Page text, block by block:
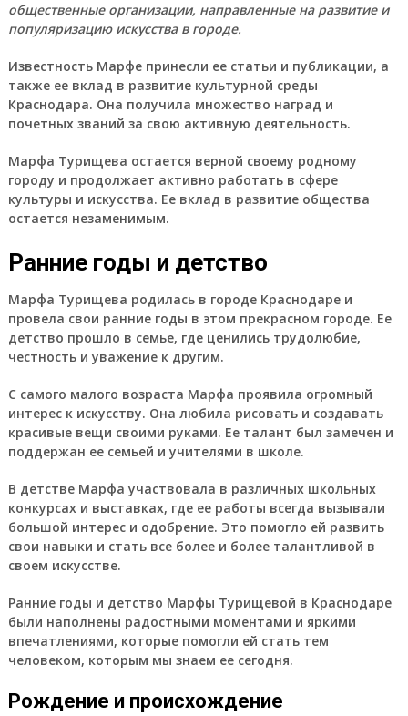
общественные организации, направленные на развитие и
популяризацию искусства в городе.
Известность Марфе принесли ее статьи и публикации, а
также ее вклад в развитие культурной среды
Краснодара. Она получила множество наград и
почетных званий за свою активную деятельность.
Марфа Турищева остается верной своему родному
городу и продолжает активно работать в сфере
культуры и искусства. Ее вклад в развитие общества
остается незаменимым.
Ранние годы и детство
Марфа Турищева родилась в городе Краснодаре и
провела свои ранние годы в этом прекрасном городе. Ее
детство прошло в семье, где ценились трудолюбие,
честность и уважение к другим.
С самого малого возраста Марфа проявила огромный
интерес к искусству. Она любила рисовать и создавать
красивые вещи своими руками. Ее талант был замечен и
поддержан ее семьей и учителями в школе.
В детстве Марфа участвовала в различных школьных
конкурсах и выставках, где ее работы всегда вызывали
большой интерес и одобрение. Это помогло ей развить
свои навыки и стать все более и более талантливой в
своем искусстве.
Ранние годы и детство Марфы Турищевой в Краснодаре
были наполнены радостными моментами и яркими
впечатлениями, которые помогли ей стать тем
человеком, которым мы знаем ее сегодня.
Рождение и происхождение